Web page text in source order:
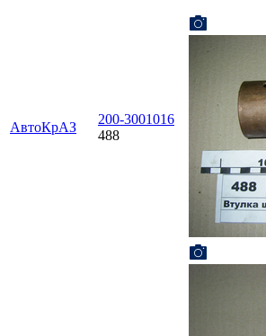
АвтоКрАЗ
200-3001016
488